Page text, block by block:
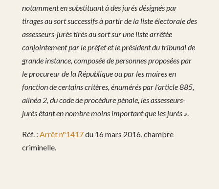
notamment en substituant à des jurés désignés par
tirages au sort successifs à partir de la liste électorale des
assesseurs-jurés tirés au sort sur une liste arrêtée
conjointement par le préfet et le président du tribunal de
grande instance, composée de personnes proposées par
le procureur de la République ou par les maires en
fonction de certains critères, énumérés par l’article 885,
alinéa 2, du code de procédure pénale, les assesseurs-
jurés étant en nombre moins important que les jurés ».
Réf. : Arrêt n°1417du 16 mars 2016, chambre
criminelle.